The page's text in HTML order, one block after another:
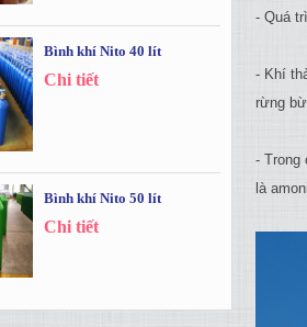
- Quá
- Khí
rừng
- Trong
là
Bình khí Nito 40 lít
Chi tiết
Bình khí Nito 50 lít
Chi tiết